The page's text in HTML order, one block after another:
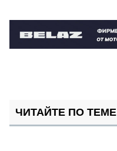
ЧИТАЙТЕ ПО ТЕМЕ